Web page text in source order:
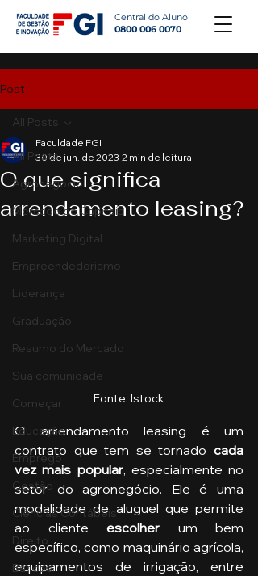
Central do Aluno
0800 006 0070
Post
All Posts
Agronegócio
Mercado de Capitais
Marketing Digital
Empreendedorismo
Liderança
Graduação
Resumo do Mercado
Sua comunidade
Começar
Educação
Emprego
Gestão
Ciências Contábeis
Direito
Bancos
All Posts
O que significa
arrendamento leasing?
Faculdade FGI
30 de jun. de 2023 2 min de leitura
Fonte: Istock
O arrendamento leasing é um
contrato que tem se tornado cada
vez mais popular, especialmente no
setor do agronegócio. Ele é uma
modalidade de aluguel que permite
ao cliente escolher um bem
específico, como maquinário agrícola,
equipamentos de irrigação, entre